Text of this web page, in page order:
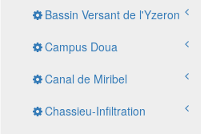
Bassin Versant de l'Yzeron
Campus Doua
Canal de Miribel
Chassieu-Infiltration